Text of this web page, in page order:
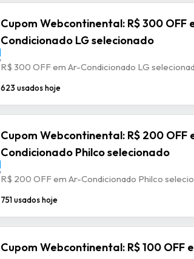
Cupom Webcontinental: R$ 300 OFF
Condicionado LG selecionado
R$ 300 OFF em Ar-Condicionado LG
623 usados hoje
Cupom Webcontinental: R$ 200 OFF
Condicionado Philco selecionado
R$ 200 OFF em Ar-Condicionado Philco
751 usados hoje
Cupom Webcontinental: R$ 100 OFF